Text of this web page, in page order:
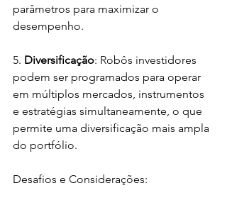
parâmetros para maximizar o
desempenho.
5. Diversificação: Robôs investidores
podem ser programados para operar
em múltiplos mercados, instrumentos
e estratégias simultaneamente, o que
permite uma diversificação mais ampla
do portfólio.
Desafios e Considerações: